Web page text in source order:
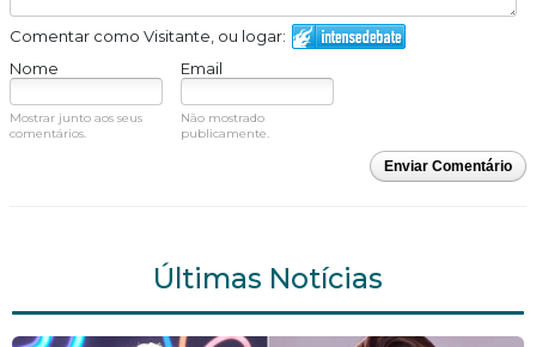
Comentar como Visitante, ou logar:
Nome
Email
Mostrar junto aos seus
comentários.
Não mostrado
publicamente.
Enviar Comentário
Últimas Notícias